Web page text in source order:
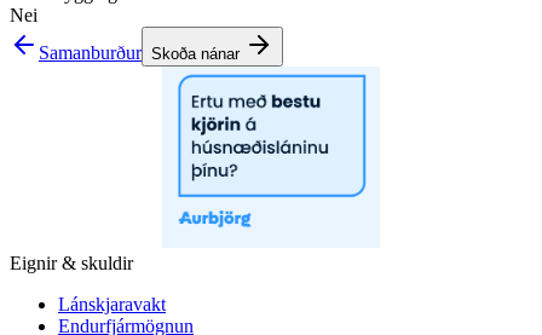
Nei
Samanburður Skoða nánar
Eignir & skuldir
Lánskjaravakt
Endurfjármögnun